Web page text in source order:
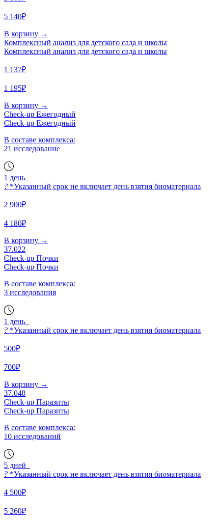
5 140₽
В корзину →
Комплексный анализ для детского сада и школы
Комплексный анализ для детского сада и школы
1 137₽
1 195₽
В корзину →
Check-up Ежегодный
Check-up Ежегодный
В составе комплекса:
21 исследование
1 день
? *Указанный срок не включает день взятия биоматериала
2 900₽
4 180₽
В корзину →
37.022
Check-up Почки
Check-up Почки
В составе комплекса:
3 исследования
1 день
? *Указанный срок не включает день взятия биоматериала
500₽
700₽
В корзину →
37.048
Check-up Паразиты
Check-up Паразиты
В составе комплекса:
10 исследований
5 дней
? *Указанный срок не включает день взятия биоматериала
4 500₽
5 260₽